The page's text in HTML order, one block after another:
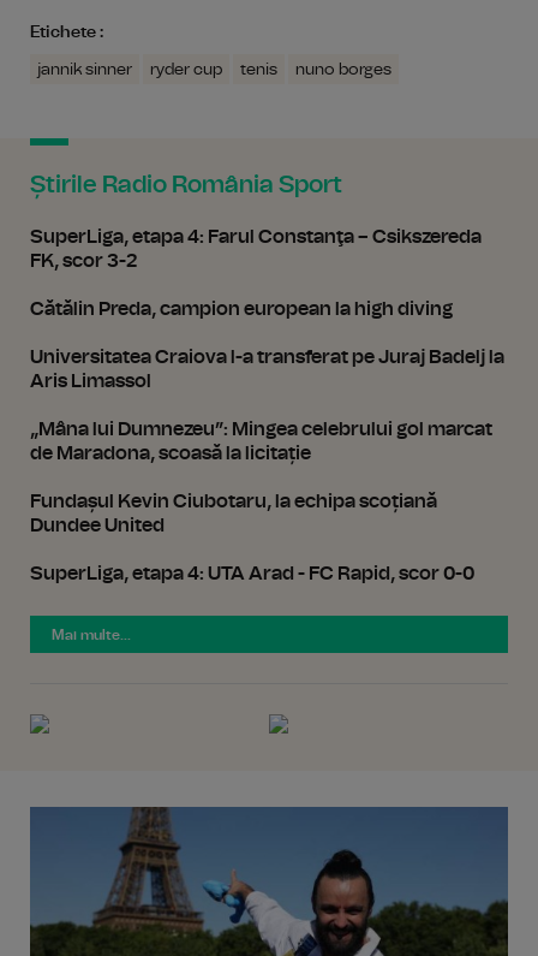
Etichete :
jannik sinner ryder cup tenis nuno borges
Știrile Radio România Sport
SuperLiga, etapa 4: Farul Constanţa – Csikszereda
FK, scor 3-2
Cătălin Preda, campion european la high diving
Universitatea Craiova l-a transferat pe Juraj Badelj la
Aris Limassol
„Mâna lui Dumnezeu”: Mingea celebrului gol marcat
de Maradona, scoasă la licitație
Fundașul Kevin Ciubotaru, la echipa scoțiană
Dundee United
SuperLiga, etapa 4: UTA Arad - FC Rapid, scor 0-0
Mai multe...